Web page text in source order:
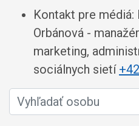
Kontakt pre médiá:
Orbánová -
marketing,
sociálnych sietí
Vyhľadať osobu